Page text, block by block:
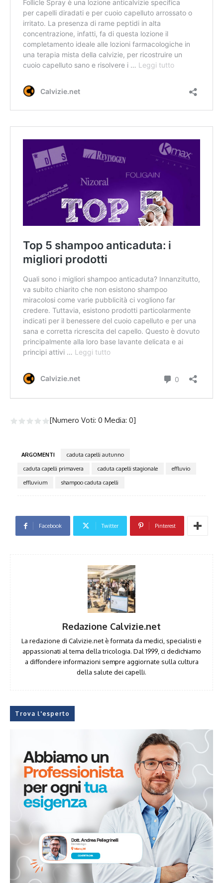
[Numero Voti: 0 Media: 0]
ARGOMENTI
caduta capelli autunno
caduta capelli primavera
caduta capelli stagionale
effluvio
effluvium
shampoo caduta capelli
Facebook Twitter Pinterest
Redazione Calvizie.net
La redazione di Calvizie.net è formata da medici, specialisti e
appassionati al tema della tricologia. Dal 1999, ci dedichiamo
a diffondere informazioni sempre aggiornate sulla cultura
della salute dei capelli.
Trova l'esperto